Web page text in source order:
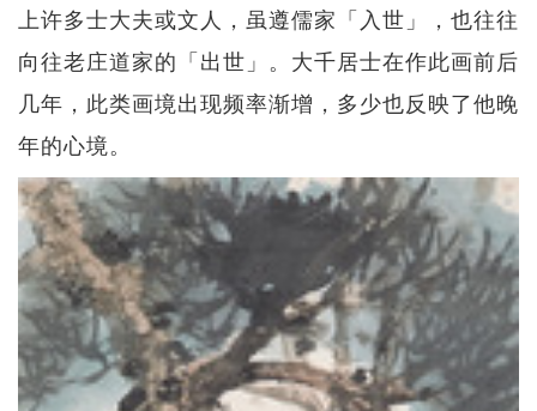
上许多士大夫或文人，虽遵儒家「入世」，也往往
向往老庄道家的「出世」。大千居士在作此画前后
几年，此类画境出现频率渐增，多少也反映了他晚
年的心境。